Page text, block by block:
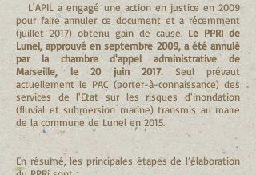
L'APIL a engagé une action en justice en 2009
pour faire annuler ce document et a récemment
(juillet 2017) obtenu gain de cause. Le PPRI de
Lunel, approuvé en septembre 2009, a été annulé
par la chambre d'appel administrative de
Marseille, le 20 juin 2017.Seul prévaut
actuellement le PAC (porter-à-connaissance) des
services de l'Etat sur les risques d'inondation
(fluvial et submersion marine) transmis au maire
de la commune de Lunel en 2015.
En résumé, les principales étapes de l’élaboration